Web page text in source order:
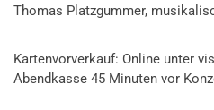
Thomas Platzgummer,
Kartenvorverkauf: Online unter
Abendkasse 45 Minuten vor